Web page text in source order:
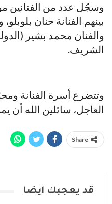
وسجّل عدد من الفنانين
بينهم الفنانة حنان
والفنان محمد بشير
الشريف.
وتتضرع أسرة الفنانة
العاجل، سائلين الله أن
Share
قد يعجبك ايضا